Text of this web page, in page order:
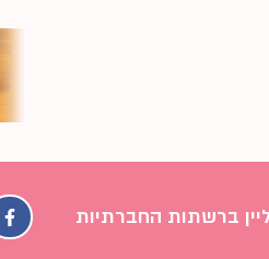
ברשתות החברתיות